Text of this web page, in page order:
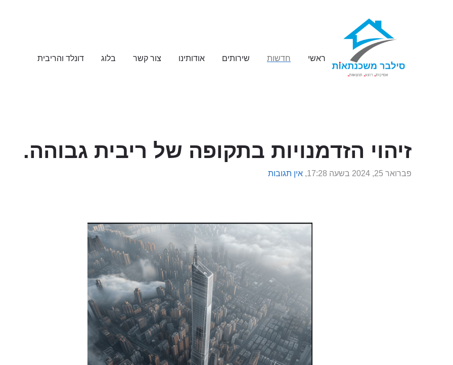
ראשי חדשות שירותים אודותינו צור קשר בלוג דונלד והריבית
זיהוי הזדמנויות בתקופה של ריבית גבוהה.
פברואר 25, 2024 בשעה 17:28, אין תגובות